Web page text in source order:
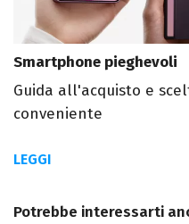
Smartphone pieghevoli
Guida all'acquisto e
conveniente
LEGGI
Potrebbe interessarti